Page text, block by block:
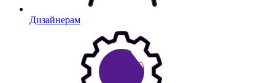
Дизайнерам